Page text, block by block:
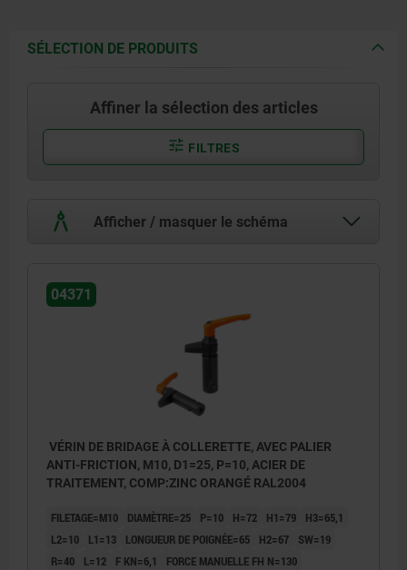
résistance 5.8
SÉLECTION DE PRODUITS
Affiner la sélection des articles
FILTRES
Afficher / masquer le schéma
04371
VÉRIN DE BRIDAGE À COLLERETTE, AVEC PALIER
ANTI-FRICTION, M10, D1=25, P=10, ACIER DE
TRAITEMENT, COMP:ZINC ORANGÉ RAL2004
FILETAGE=M10 DIAMÈTRE=25 P=10 H=72 H1=79
H3=65,1
L2=10
L1=13 LONGUEUR DE POIGNÉE=65 H2=67
SW=19
R=40
L=12 F KN=6,1 FORCE MANUELLE FH N=130